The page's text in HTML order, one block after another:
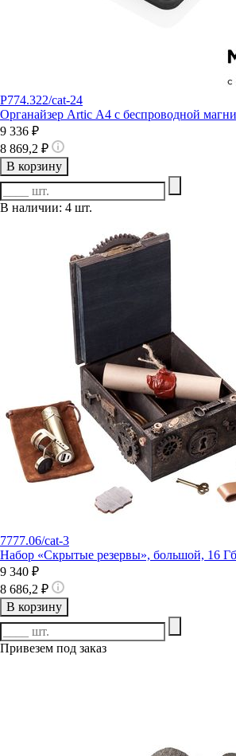
P774.322/cat-24
Органайзер Artic А4 с беспроводной
9 336 ₽
8 869,2 ₽
В корзину
В наличии: 4 шт.
7777.06/cat-3
Набор «Скрытые резервы», большой, 16 Гб
9 340 ₽
8 686,2 ₽
В корзину
Привезем под заказ